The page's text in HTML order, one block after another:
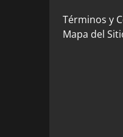
Términos y
Mapa del